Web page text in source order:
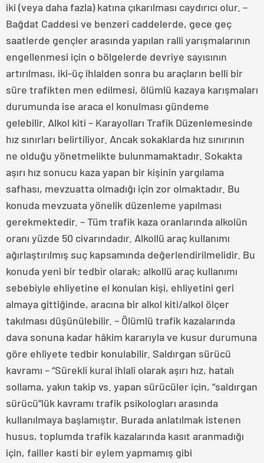
iki (veya daha fazla) katına çıkarılması caydırıcı olur. –
Bağdat Caddesi ve benzeri caddelerde, gece geç
saatlerde gençler arasında yapılan ralli yarışmalarının
engellenmesi için o bölgelerde devriye sayısının
artırılması, iki-üç ihlalden sonra bu araçların belli bir
süre trafikten men edilmesi, ölümlü kazaya karışmaları
durumunda ise araca el konulması gündeme
gelebilir. Alkol kiti – Karayolları Trafik Düzenlemesinde
hız sınırları belirtiliyor. Ancak sokaklarda hız sınırının
ne olduğu yönetmelikte bulunmamaktadır. Sokakta
aşırı hız sonucu kaza yapan bir kişinin yargılama
safhası, mevzuatta olmadığı için zor olmaktadır. Bu
konuda mevzuata yönelik düzenleme yapılması
gerekmektedir. – Tüm trafik kaza oranlarında alkolün
oranı yüzde 50 civarındadır. Alkollü araç kullanımı
ağırlaştırılmış suç kapsamında değerlendirilmelidir. Bu
konuda yeni bir tedbir olarak; alkollü araç kullanımı
sebebiyle ehliyetine el konulan kişi, ehliyetini geri
almaya gittiğinde, aracına bir alkol kiti/alkol ölçer
takılması düşünülebilir. – Ölümlü trafik kazalarında
dava sonuna kadar hâkim kararıyla ve kusur durumuna
göre ehliyete tedbir konulabilir. Saldırgan sürücü
kavramı – “Sürekli kural ihlali olarak aşırı hız, hatalı
sollama, yakın takip vs. yapan sürücüler için, “saldırgan
sürücü”lük kavramı trafik psikologları arasında
kullanılmaya başlamıştır. Burada anlatılmak istenen
husus, toplumda trafik kazalarında kasıt aranmadığı
için, failler kasti bir eylem yapmamış gibi